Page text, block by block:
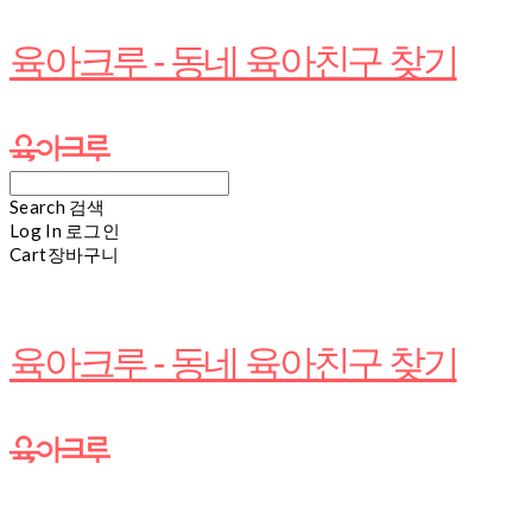
육아크루 - 동네 육아친구 찾기
Search 검색
Log In 로그인
Cart장바구니
육아크루 - 동네 육아친구 찾기